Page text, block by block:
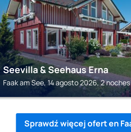
Seevilla & Seehaus Erna
Faak am See, 14 agosto 2026, 2 noches
Sprawdź więcej ofert en